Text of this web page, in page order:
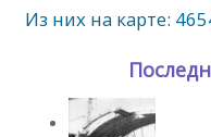
Из них на карте: